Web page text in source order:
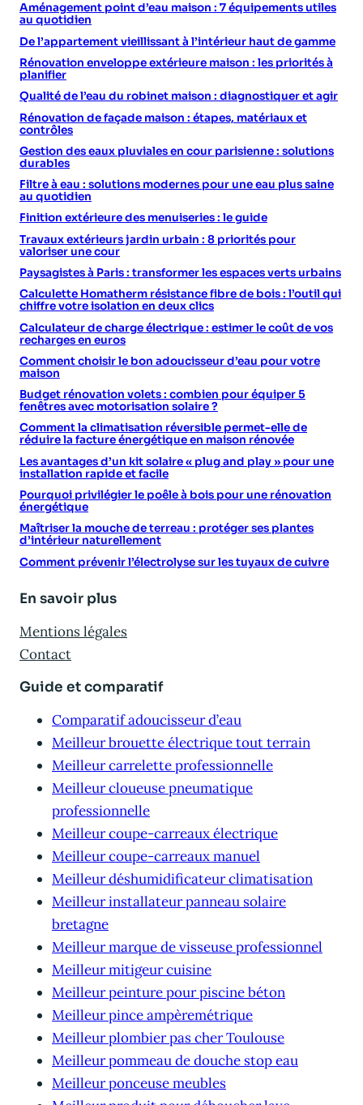
Aménagement point d’eau maison : 7 équipements utiles
au quotidien
De l’appartement vieillissant à l’intérieur haut de gamme
Rénovation enveloppe extérieure maison : les priorités à
planifier
Qualité de l’eau du robinet maison : diagnostiquer et agir
Rénovation de façade maison : étapes, matériaux et
contrôles
Gestion des eaux pluviales en cour parisienne : solutions
durables
Filtre à eau : solutions modernes pour une eau plus saine
au quotidien
Finition extérieure des menuiseries : le guide
Travaux extérieurs jardin urbain : 8 priorités pour
valoriser une cour
Paysagistes à Paris : transformer les espaces verts urbains
Calculette Homatherm résistance fibre de bois : l’outil qui
chiffre votre isolation en deux clics
Calculateur de charge électrique : estimer le coût de vos
recharges en euros
Comment choisir le bon adoucisseur d’eau pour votre
maison
Budget rénovation volets : combien pour équiper 5
fenêtres avec motorisation solaire ?
Comment la climatisation réversible permet-elle de
réduire la facture énergétique en maison rénovée
Les avantages d’un kit solaire « plug and play » pour une
installation rapide et facile
Pourquoi privilégier le poêle à bois pour une rénovation
énergétique
Maîtriser la mouche de terreau : protéger ses plantes
d’intérieur naturellement
Comment prévenir l’électrolyse sur les tuyaux de cuivre
En savoir plus
Mentions légales
Contact
Guide et comparatif
Comparatif adoucisseur d’eau
Meilleur brouette électrique tout terrain
Meilleur carrelette professionnelle
Meilleur cloueuse pneumatique
professionnelle
Meilleur coupe-carreaux électrique
Meilleur coupe-carreaux manuel
Meilleur déshumidificateur climatisation
Meilleur installateur panneau solaire
bretagne
Meilleur marque de visseuse professionnel
Meilleur mitigeur cuisine
Meilleur peinture pour piscine béton
Meilleur pince ampèremétrique
Meilleur plombier pas cher Toulouse
Meilleur pommeau de douche stop eau
Meilleur ponceuse meubles